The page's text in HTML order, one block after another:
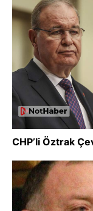
CHP’li Öztrak